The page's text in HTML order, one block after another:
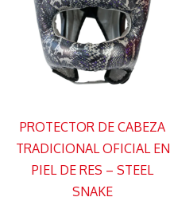
PROTECTOR DE CABEZA
TRADICIONAL OFICIAL EN
PIEL DE RES – STEEL
SNAKE